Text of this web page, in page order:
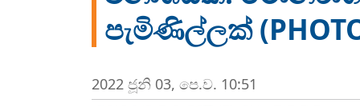
පැමිණිල්ලක්
2022 ජූනි 03, පෙ.ව. 10:51